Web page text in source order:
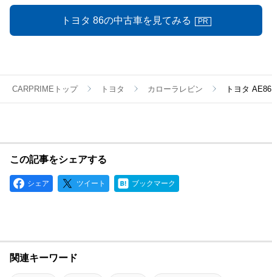
トヨタ 86の中古車を見てみる PR
CARPRIMEトップ トヨタ カローラレビン トヨタ
この記事をシェアする
シェア ツイート ブックマーク
関連キーワード